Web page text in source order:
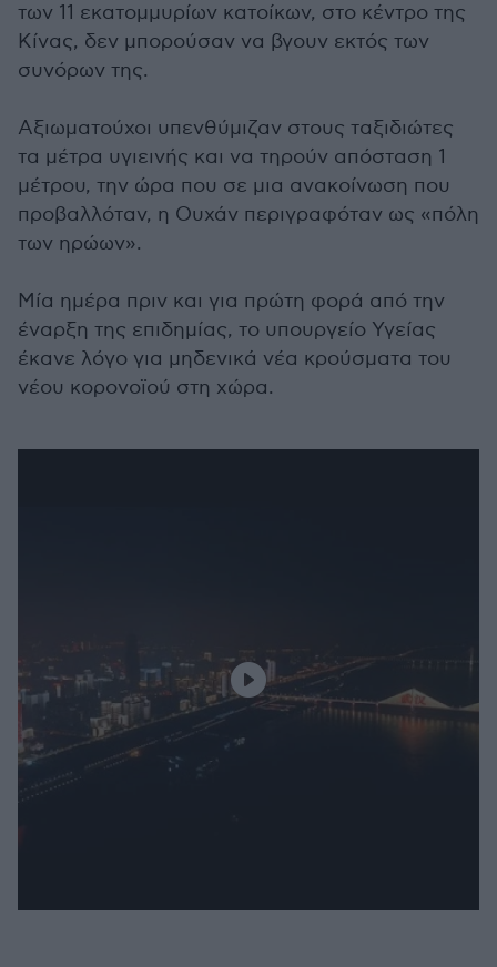
των 11 εκατομμυρίων κατοίκων, στο κέντρο της
Κίνας, δεν μπορούσαν να βγουν εκτός των
συνόρων της.
Αξιωματούχοι υπενθύμιζαν στους ταξιδιώτες
τα μέτρα υγιεινής και να τηρούν απόσταση 1
μέτρου, την ώρα που σε μια ανακοίνωση που
προβαλλόταν, η Ουχάν περιγραφόταν ως «πόλη
των ηρώων».
Μία ημέρα πριν και για πρώτη φορά από την
έναρξη της επιδημίας, το υπουργείο Υγείας
έκανε λόγο για μηδενικά νέα κρούσματα του
νέου κορονοϊού στη χώρα.